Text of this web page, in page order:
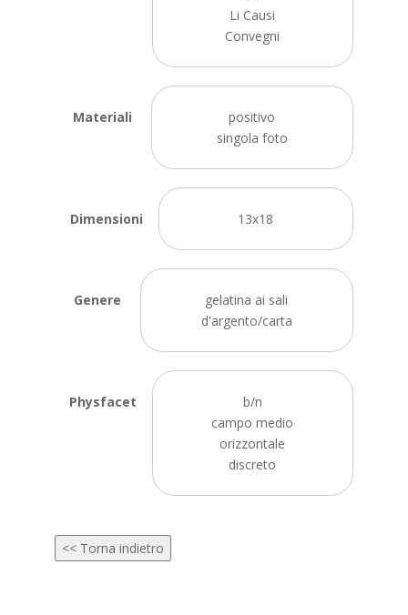
Li Causi
Convegni
Materiali
positivo
singola foto
Dimensioni 13x18
Genere
gelatina ai sali
d'argento/carta
Physfacet
b/n
campo medio
orizzontale
discreto
<< Torna indietro